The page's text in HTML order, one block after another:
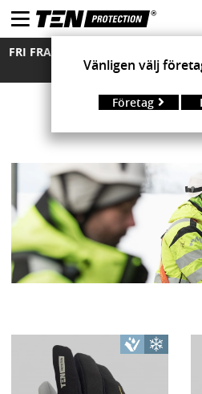
FRI FRAKT ÖVER 850 KR FRIA
ALLA
Vänligen välj
Företag